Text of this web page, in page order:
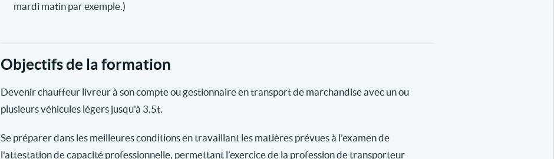
mardi matin par exemple.)
Objectifs de la formation
Devenir chauffeur livreur à son compte ou gestionnaire en transport de marchandise avec un ou
plusieurs véhicules légers jusqu'à 3.5t.
Se préparer dans les meilleures conditions en travaillant les matières prévues à l’examen de
l’attestation de capacité professionnelle, permettant l’exercice de la profession de transporteur